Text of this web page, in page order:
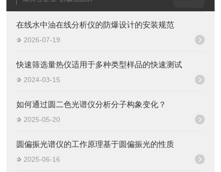
在线水中油在线分析仪的防爆设计的安装规范
2026-07-19
快速筛选量热仪适用于多种类型样品的快速测试
2024-03-15
如何通过圆二色光谱仪分析分子构象变化？
2025-05-20
圆偏振光谱仪的工作原理基于圆偏振光的性质
2025-06-16